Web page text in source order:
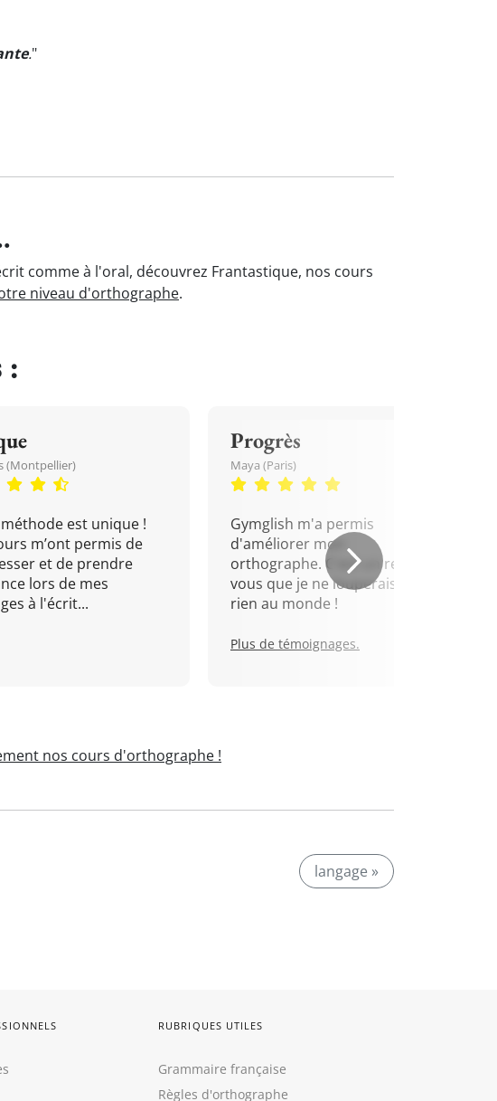
."
comme à l'oral, découvrez Frantastique, nos cours
niveau d'orthographe.
:
(Montpellier)
est unique !
m’ont permis de
et de prendre
lors de mes
à l'écrit...
Progrès
Maya (Paris)
Gymglish m'a permis
d'améliorer mon
orthographe. C'est un rendez-
vous que je ne louperais pour
rien au monde !
Plus de témoignages.
nos cours d'orthographe !
langage »
RUBRIQUES UTILES
Grammaire française
Règles d'orthographe